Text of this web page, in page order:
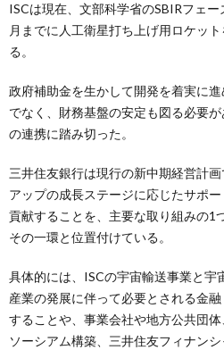
ISCは現在、文部科学省のSBIRフェ
月までに人工衛星打ち上げ用ロケッ
る。
政府補助金を生かして開発を着実に
でなく、財務基盤の安定も図る必要
の連携に踏み切った。
三井住友銀行は現行の新中期経営計
アップの成長ステージに応じたサポ
貢献することを、主要な取り組みの1
その一環と位置付けている。
具体的には、ISCの宇宙輸送事業と宇
産業の発展に伴って必要とされる金
することや、事業会社や地方公共団
ソーシアム構築、三井住友フィナン